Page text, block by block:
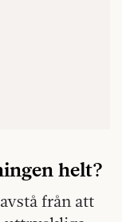
helt?
från att